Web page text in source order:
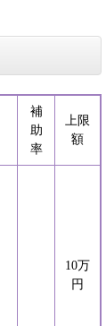
補
助
率
上限
額
10万
円